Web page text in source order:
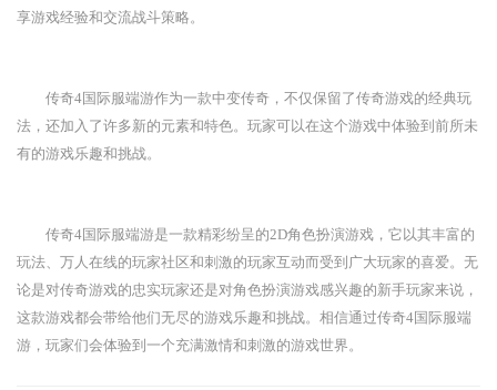
享游戏经验和交流战斗策略。
传奇4国际服端游作为一款中变传奇，不仅保留了传奇游戏的经典玩
法，还加入了许多新的元素和特色。玩家可以在这个游戏中体验到前所未
有的游戏乐趣和挑战。
传奇4国际服端游是一款精彩纷呈的2D角色扮演游戏，它以其丰富的
玩法、万人在线的玩家社区和刺激的玩家互动而受到广大玩家的喜爱。无
论是对传奇游戏的忠实玩家还是对角色扮演游戏感兴趣的新手玩家来说，
这款游戏都会带给他们无尽的游戏乐趣和挑战。相信通过传奇4国际服端
游，玩家们会体验到一个充满激情和刺激的游戏世界。